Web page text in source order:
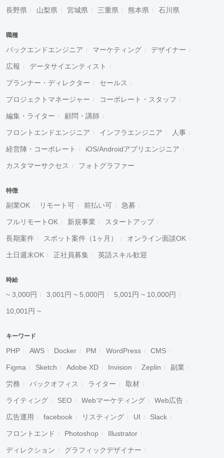
長野県 山梨県 宮城県 三重県 熊本県 石川県
職種
バックエンドエンジニア マーケティング デザイナー
広報 データサイエンティスト
プランナー・ディレクター セールス
プロジェクトマネージャー コーポレート・スタッフ
編集・ライター 顧問・講師
フロントエンドエンジニア インフラエンジニア 人事
経営陣・コーポレート iOS/Androidアプリエンジニア
カスタマーサクセス フォトグラファー
特徴
副業OK リモート可 前払い可 急募
フルリモートOK 新規事業 スタートアップ
長期案件 スポット案件（1ヶ月） オンライン面談OK
土日週末OK 正社員募集 英語スキル歓迎
時給
~ 3,000円 3,001円 ~ 5,000円 5,001円 ~ 10,000円
10,001円 ~
キーワード
PHP AWS Docker PM WordPress CMS
Figma Sketch Adobe XD Invision Zeplin 副業
労務 バックオフィス ライター 取材
ライティング SEO Webマーケティング Web広告
広告運用 facebook リスティング UI Slack
フロントエンド Photoshop Illustrator
ディレクション グラフィックデザイナー